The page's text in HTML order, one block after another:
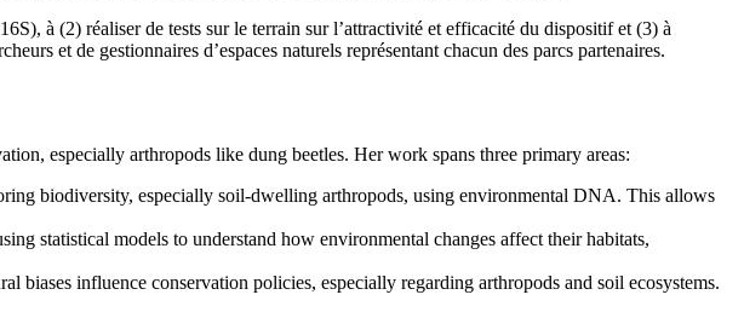
à (2) réaliser de tests sur le terrain sur l’attractivité et efficacité du dispositif et (3) à
et de gestionnaires d’espaces naturels représentant chacun des parcs partenaires.
especially arthropods like dung beetles. Her work spans three primary areas:
biodiversity, especially soil-dwelling arthropods, using environmental DNA. This allows
statistical models to understand how environmental changes affect their habitats,
biases influence conservation policies, especially regarding arthropods and soil ecosystems.